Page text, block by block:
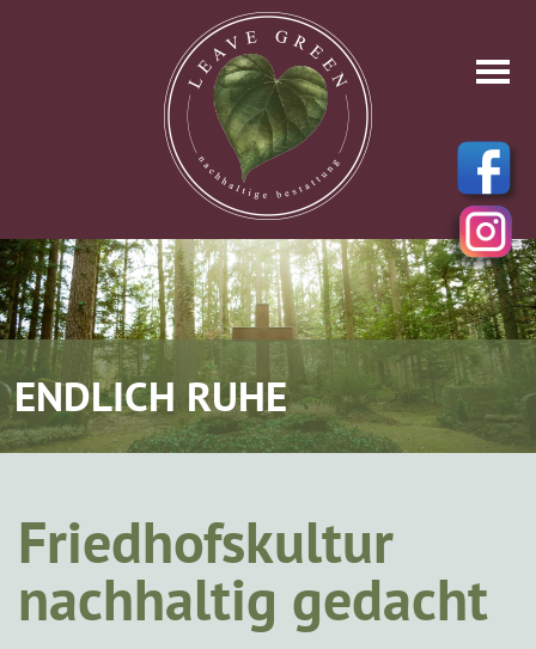
ENDLICH RUHE
Friedhofskultur
nachhaltig gedacht